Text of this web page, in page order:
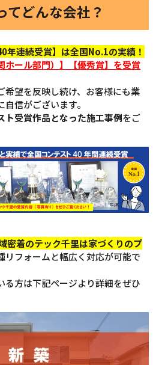
てどんな会社？
年連続受賞】は全国No.1の実績！
ホール部門）】【優秀賞】を受賞
希望を反映し続け、お客様にも業
信がございます。
ト受賞作品となった施工事例をご
密着のテック千里は家づくりのプ
リフォームと幅広く対応が可能で
る方は下記ページより詳細をぜひ